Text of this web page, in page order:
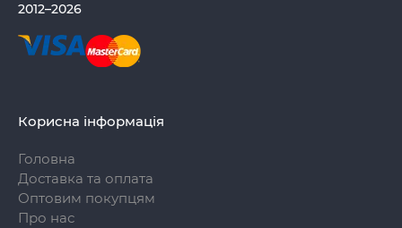
2012–2026
Корисна інформація
Головна
Доставка та оплата
Оптовим покупцям
Про нас